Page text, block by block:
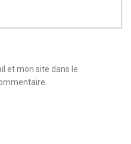
et mon site dans le